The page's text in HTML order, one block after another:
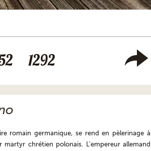
1292
romain germanique, se rend en pèlerinage à
chrétien polonais. L'empereur allemand